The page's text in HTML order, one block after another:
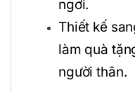
ngơi.
Thiết kế
làm quà
người thân.